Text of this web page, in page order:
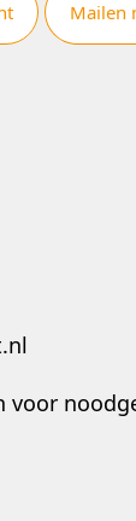
Mailen
voor